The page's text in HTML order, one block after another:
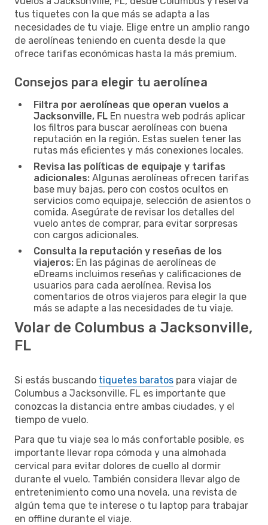
tus tiquetes con la que más se adapta a las
necesidades de tu viaje. Elige entre un amplio rango
de aerolíneas teniendo en cuenta desde la que
ofrece tarifas económicas hasta la más premium.
Consejos para elegir tu aerolínea
Filtra por aerolíneas que operan vuelos a
Jacksonville, FL En nuestra web podrás aplicar
los filtros para buscar aerolíneas con buena
reputación en la región. Estas suelen tener las
rutas más eficientes y más conexiones locales.
Revisa las políticas de equipaje y tarifas
adicionales: Algunas aerolíneas ofrecen tarifas
base muy bajas, pero con costos ocultos en
servicios como equipaje, selección de asientos o
comida. Asegúrate de revisar los detalles del
vuelo antes de comprar, para evitar sorpresas
con cargos adicionales.
Consulta la reputación y reseñas de los
viajeros: En las páginas de aerolíneas de
eDreams incluimos reseñas y calificaciones de
usuarios para cada aerolínea. Revisa los
comentarios de otros viajeros para elegir la que
más se adapte a las necesidades de tu viaje.
Volar de Columbus a Jacksonville,
FL
Si estás buscando tiquetes baratos para viajar de
Columbus a Jacksonville, FL es importante que
conozcas la distancia entre ambas ciudades, y el
tiempo de vuelo.
Para que tu viaje sea lo más confortable posible, es
importante llevar ropa cómoda y una almohada
cervical para evitar dolores de cuello al dormir
durante el vuelo. También considera llevar algo de
entretenimiento como una novela, una revista de
algún tema que te interese o tu laptop para trabajar
en offline durante el viaje.